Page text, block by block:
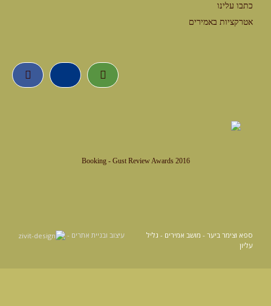
כתבו עלינו
אטרקציות באמירים
Booking - Gust Review Awards 2016
ספא וצימר ביער - מושב אמירים - גליל
עליון
עיצוב ובניית אתרים -